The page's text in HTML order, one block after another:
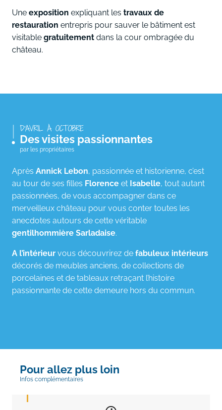
Une exposition expliquant les travaux de
restauration entrepris pour sauver le bâtiment est
visitable gratuitement dans la cour ombragée du
château.
D'AVRIL À OCTOBRE
Des visites passionnantes
par les propriétaires
Après Annick Lebon, passionnée et historienne, c’est
au tour de ses filles Florence et Isabelle, tout autant
passionnées, de vous accompagner dans ce
merveilleux château pour vous conter toutes les
anecdotes autours de cette véritable
gentilhommière Sarladaise.
A l’intérieur vous découvrirez de fabuleux intérieurs
décorés de meubles anciens, de collections de
porcelaines et de tableaux retraçant l’histoire
passionnante de cette demeure hors du commun.
Pour allez plus loin
Infos complémentaires